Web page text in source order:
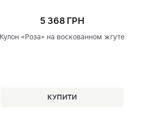
5 368 ГРН
Кулон «Роза» на воскованном жгуте